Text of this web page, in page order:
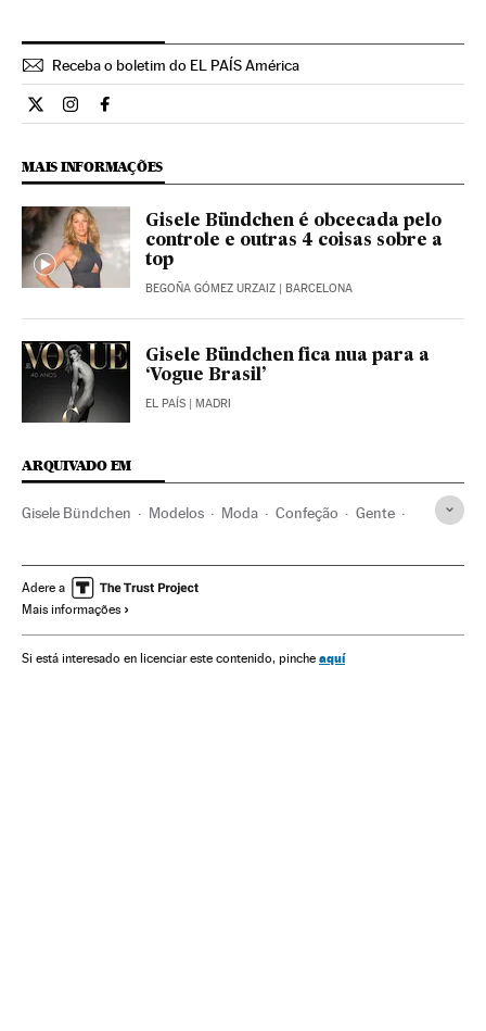
Receba o boletim do EL PAÍS América
Estilo El País Brasil en Twitter
Estilo El País Brasil en Instagram
Estilo El País Brasil en Facebook
MAIS INFORMAÇÕES
Gisele Bündchen é obcecada pelo
controle e outras 4 coisas sobre a
top
BEGOÑA GÓMEZ URZAIZ | BARCELONA
Gisele Bündchen fica nua para a
‘Vogue Brasil’
EL PAÍS | MADRI
ARQUIVADO EM
Gisele Bündchen Modelos Moda Confeção Gente
Adere a
Mais informações
Si está interesado en licenciar este contenido, pinche aquí